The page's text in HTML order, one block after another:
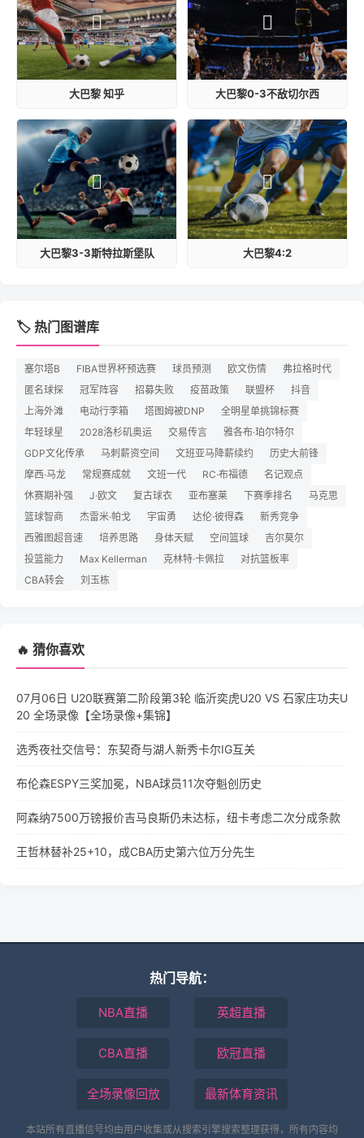
大巴黎 知乎 大巴黎0-3不敌切尔西
大巴黎3-3斯特拉斯堡队 大巴黎4:2
🏷️ 热门图谱库
塞尔塔B FIBA世界杯预选赛 球员预测 欧文伤情
弗拉格时代
匿名球探
冠军阵容 招募失败 疫苗政策 联盟杯
抖音
上海外滩
电动行李箱 塔图姆被DNP
全明星单挑锦标赛
年轻球星
2028洛杉矶奥运 交易传言
雅各布·珀尔特尔
GDP文化传承
马刺薪资空间 文班亚马降薪续约
历史大前锋
摩西·马龙
常规赛成就 文班一代 RC·布福德
名记观点
休赛期补强
J·欧文 复古球衣 亚布塞莱 下赛季排名
马克思
篮球智商
杰雷米·帕戈 宇宙勇 达伦·彼得森
新秀竞争
西雅图超音速
培养思路 身体天赋 空间篮球
吉尔莫尔
投篮能力
Max Kellerman 克林特·卡佩拉
对抗篮板率
CBA转会
刘玉栋
🔥 猜你喜欢
07月06日 U20联赛第二阶段第3轮 临沂奕虎U20 VS 石家庄功夫U
20 全场录像【全场录像+集锦】
选秀夜社交信号：东契奇与湖人新秀卡尔IG互关
布伦森ESPY三奖加冕，NBA球员11次夺魁创历史
阿森纳7500万镑报价吉马良斯仍未达标，纽卡考虑二次分成条款
王哲林替补25+10，成CBA历史第六位万分先生
热门导航：
NBA直播 英超直播
CBA直播 欧冠直播
全场录像回放 最新体育资讯
本站所有直播信号均由用户收集或从搜索引擎搜索整理获得，所有内容均